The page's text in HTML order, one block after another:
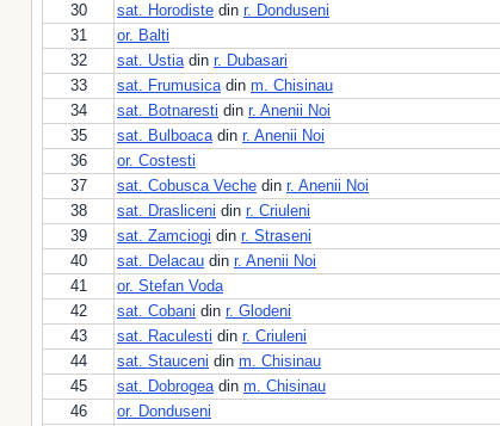
30
sat. Horodiste din r. Donduseni
31
or. Balti
32
sat. Ustiadin r. Dubasari
33
sat. Frumusicadin m. Chisinau
34
sat. Botnaresti din r. Anenii Noi
35
sat. Bulboacadin r. Anenii Noi
36
or. Costesti
37
sat. Cobusca Veche din r. Anenii Noi
38
sat. Drasliceni din r. Criuleni
39
sat. Zamciogi din r. Straseni
40
sat. Delacau din r. Anenii Noi
41
or. Stefan Voda
42
sat. Cobani din r. Glodeni
43
sat. Raculesti din r. Criuleni
44
sat. Stauceni din m. Chisinau
45
sat. Dobrogeadin m. Chisinau
46
or. Donduseni